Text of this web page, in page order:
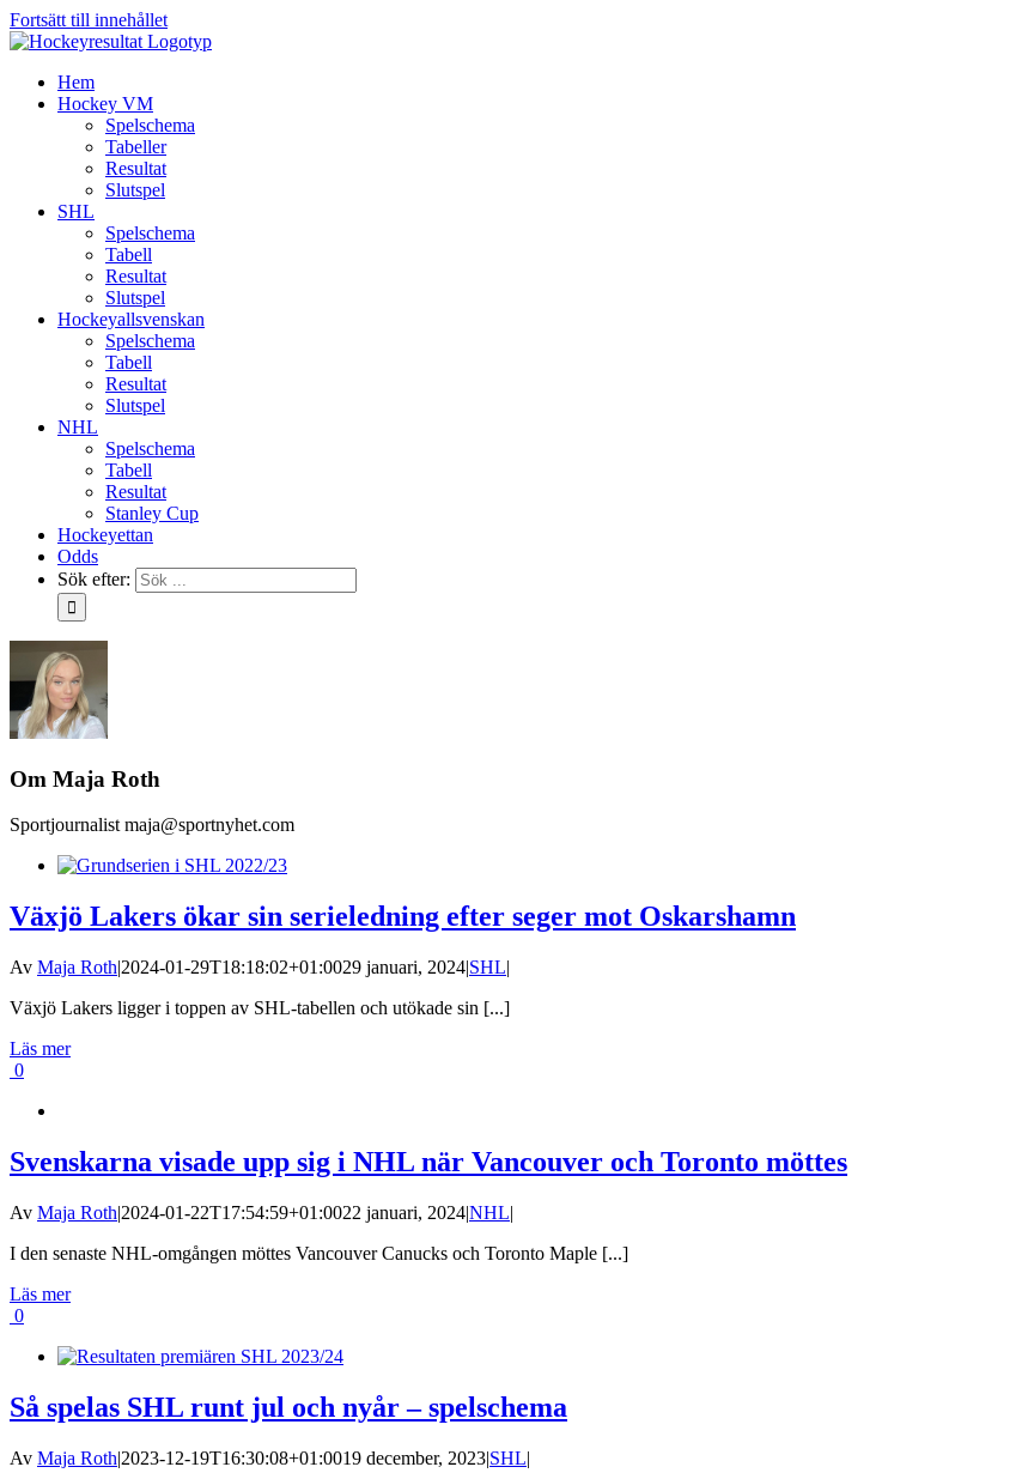
Fortsätt till innehållet
Hem
Hockey VM
Spelschema
Tabeller
Resultat
Slutspel
SHL
Spelschema
Tabell
Resultat
Slutspel
Hockeyallsvenskan
Spelschema
Tabell
Resultat
Slutspel
NHL
Spelschema
Tabell
Resultat
Stanley Cup
Hockeyettan
Odds
Sök efter:
Om Maja Roth
Sportjournalist maja@sportnyhet.com
Växjö Lakers ökar sin serieledning efter seger mot Oskarshamn
Av Maja Roth|2024-01-29T18:18:02+01:0029 januari, 2024|SHL|
Växjö Lakers ligger i toppen av SHL-tabellen och utökade sin [...]
Läs mer
0
Svenskarna visade upp sig i NHL när Vancouver och Toronto möttes
Av Maja Roth|2024-01-22T17:54:59+01:0022 januari, 2024|NHL|
I den senaste NHL-omgången möttes Vancouver Canucks och Toronto Maple [...]
Läs mer
0
Så spelas SHL runt jul och nyår – spelschema
Av Maja Roth|2023-12-19T16:30:08+01:0019 december, 2023|SHL|